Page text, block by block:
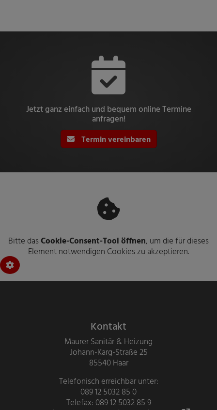
Jetzt ganz einfach und bequem online Termine
anfragen!
Termin vereinbaren
Bitte dasCookie-Consent-Tool öffnen, um die für dieses
Element notwendigen Cookies zu akzeptieren.
Kontakt
Maurer Sanitär & Heizung
Johann-Karg-Straße 25
85540 Haar
Telefonisch erreichbar unter:
089 12 5032 85 0
Telefax: 089 12 5032 85 9